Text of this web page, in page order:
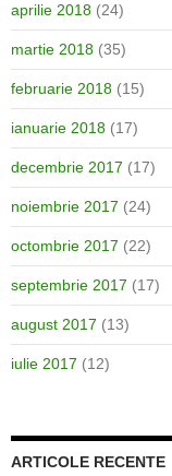
aprilie 2018 (24)
martie 2018 (35)
februarie 2018 (15)
ianuarie 2018 (17)
decembrie 2017 (17)
noiembrie 2017 (24)
octombrie 2017 (22)
septembrie 2017 (17)
august 2017 (13)
iulie 2017 (12)
ARTICOLE RECENTE